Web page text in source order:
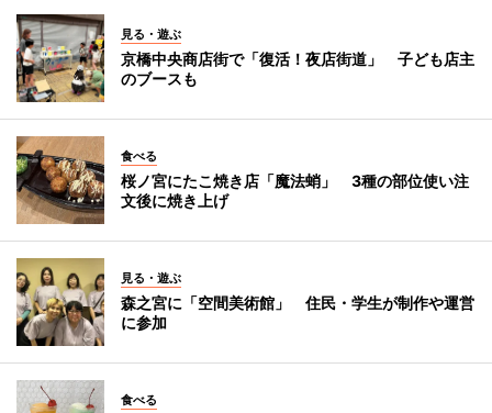
見る・遊ぶ
京橋中央商店街で「復活！夜店街道」 子ども店主
のブースも
食べる
桜ノ宮にたこ焼き店「魔法蛸」 3種の部位使い注
文後に焼き上げ
見る・遊ぶ
森之宮に「空間美術館」 住民・学生が制作や運営
に参加
食べる